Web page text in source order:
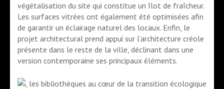
végétalisation du site qui constitue un îlot de fraîcheur.
Les surfaces vitrées ont également été optimisées afin
de garantir un éclairage naturel des locaux. Enfin, le
projet architectural prend appui sur l’architecture créole
présente dans le reste de la ville, déclinant dans une
version contemporaine ses principaux éléments.